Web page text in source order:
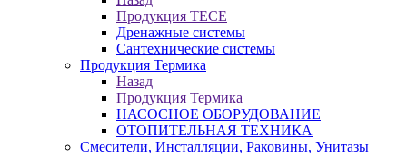
Продукция TECE
Дренажные системы
Сантехнические системы
Продукция Термика
Назад
Продукция Термика
НАСОСНОЕ ОБОРУДОВАНИЕ
ОТОПИТЕЛЬНАЯ ТЕХНИКА
Смесители, Инсталляции, Раковины, Унитазы